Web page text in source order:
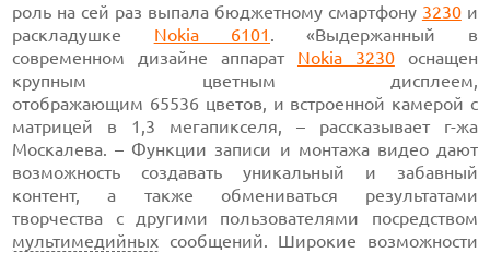
роль на сей раз выпала бюджетному смартфону 3230и
раскладушке Nokia 6101 . «Выдержанный в
современном дизайне аппарат Nokia 3230оснащен
крупным цветным дисплеем,
отображающим 65536 цветов, и встроенной камерой с
матрицей в 1,3 мегапикселя, – рассказывает г-жа
Москалева. – Функции записи и монтажа видео дают
возможность создавать уникальный и забавный
контент, а также обмениваться результатами
творчества с другими пользователями посредством
мультимедийных сообщений. Широкие возможности